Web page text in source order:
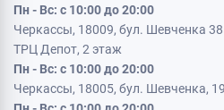
Кременчуг, 39600, ул. Соборная 9/16
Пн - Вс: с 10:00 до 20:00